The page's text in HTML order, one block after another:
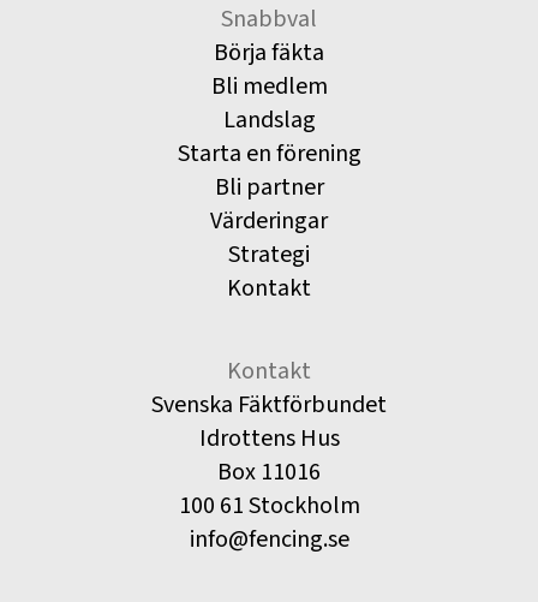
Snabbval
Börja fäkta
Bli medlem
Landslag
Starta en förening
Bli partner
Värderingar
Strategi
Kontakt
Kontakt
Svenska Fäktförbundet
Idrottens Hus
Box 11016
100 61 Stockholm
info@fencing.se